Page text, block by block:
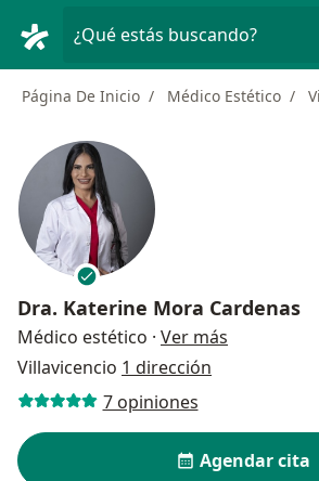
¿Qué estás buscando?
Página De Inicio Médico Estético
Dra. Katerine Mora Cardenas
Médico estético · Ver más
Villavicencio 1 dirección
7 opiniones
Agendar cita